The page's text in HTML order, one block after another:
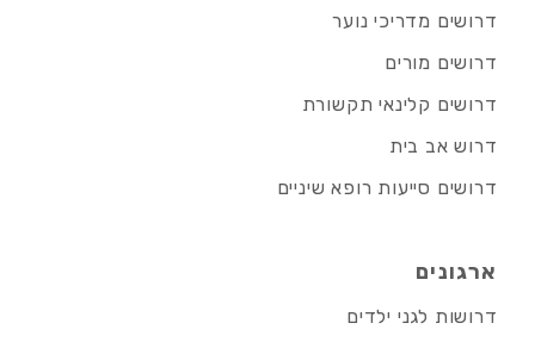
דרושים מדריכי נוער
דרושים מורים
דרושים קלינאי תקשורת
דרוש אב בית
דרושים סייעות רופא שיניים
ארגונים
דרושות לגני ילדים